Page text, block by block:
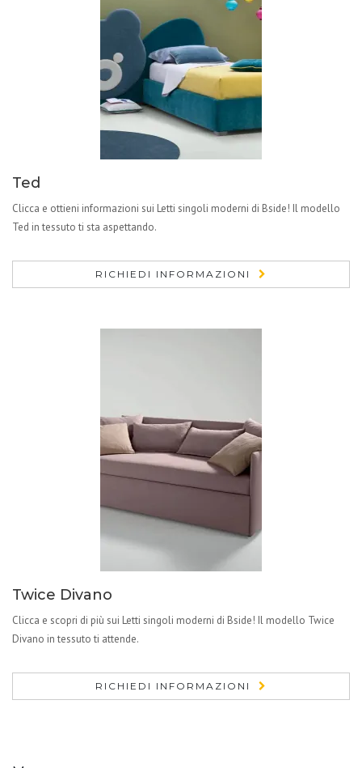
Ted
Clicca e ottieni informazioni sui Letti singoli moderni di Bside! Il modello
Ted in tessuto ti sta aspettando.
RICHIEDI INFORMAZIONI
Twice Divano
Clicca e scopri di più sui Letti singoli moderni di Bside! Il modello Twice
Divano in tessuto ti attende.
RICHIEDI INFORMAZIONI